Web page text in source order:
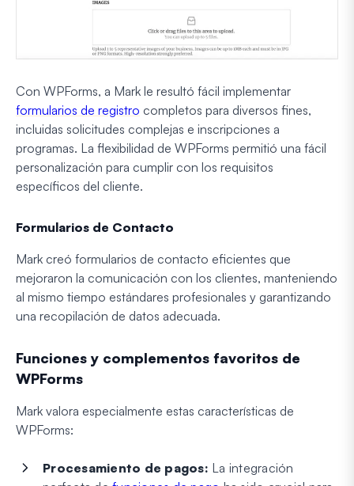
Con WPForms, a Mark le resultó fácil implementar
formularios de registro completos para diversos fines,
incluidas solicitudes complejas e inscripciones a
programas. La flexibilidad de WPForms permitió una fácil
personalización para cumplir con los requisitos
específicos del cliente.
Formularios de Contacto
Mark creó formularios de contacto eficientes que
mejoraron la comunicación con los clientes, manteniendo
al mismo tiempo estándares profesionales y garantizando
una recopilación de datos adecuada.
Funciones y complementos favoritos de
WPForms
Mark valora especialmente estas características de
WPForms:
Procesamiento de pagos: La integración